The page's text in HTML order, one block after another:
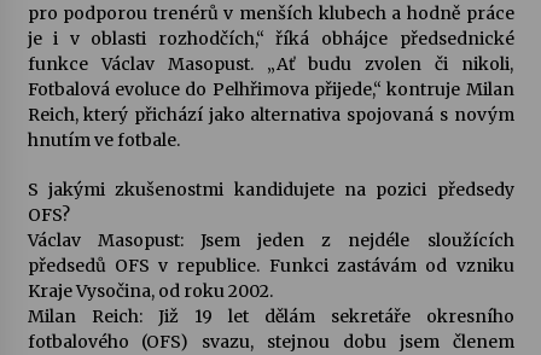
Letní koncerty ve Stromovce: Kolchoz a
Jenakaši
28. 7. 2026
23. 7. 2026
Letní koncerty ve Stromovce: Rufus Miller
22. 7. 2026
pro podporou trenérů v menších klubech a hodně práce
je i v oblasti rozhodčích,“ říká obhájce předsednické
funkce Václav Masopust. „Ať budu zvolen či nikoli,
Fotbalová evoluce do Pelhřimova přijede,“ kontruje Milan
Reich, který přichází jako alternativa spojovaná s novým
hnutím ve fotbale.
S jakými zkušenostmi kandidujete na pozici předsedy
OFS?
Václav Masopust: Jsem jeden z nejdéle sloužících
předsedů OFS v republice. Funkci zastávám od vzniku
Kraje Vysočina, od roku 2002.
Milan Reich: Již 19 let dělám sekretáře okresního
fotbalového (OFS) svazu, stejnou dobu jsem členem